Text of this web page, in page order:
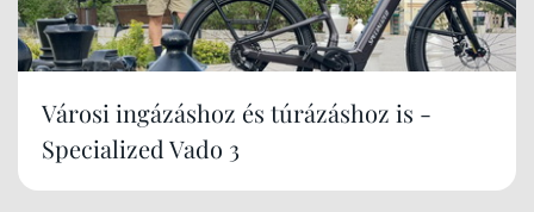
Városi ingázáshoz és túrázáshoz is -
Specialized Vado 3